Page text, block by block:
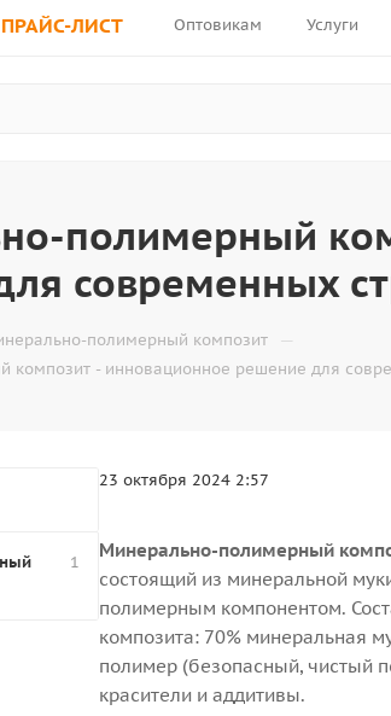
ПРАЙС-ЛИСТ Оптовикам Услуги
полимерный
современных
полимерный композит —
композит - инновационное решение для
23 октября 2024 2:57
Минерально-полимерный
состоящий из минеральной
полимерным компонентом.
композита: 70% минеральная
полимер (безопасный, чистый
красители и аддитивы.
1